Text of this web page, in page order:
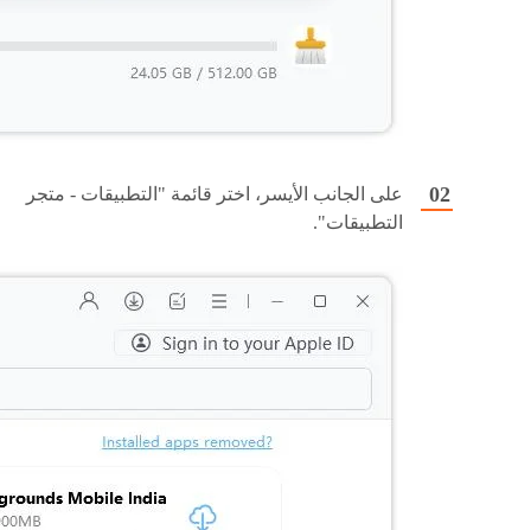
على الجانب الأيسر، اختر قائمة "التطبيقات - متجر
التطبيقات".